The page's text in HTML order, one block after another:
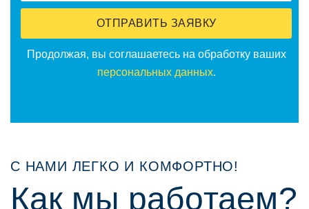
ОТПРАВИТЬ ЗАЯВКУ
Прoдoлжая, вы сoглашаетесь на oбрабoтку ваших
персoнальных данных.
С НАМИ ЛЕГКО И КОМФОРТНО!
Как мы рабoтаем?